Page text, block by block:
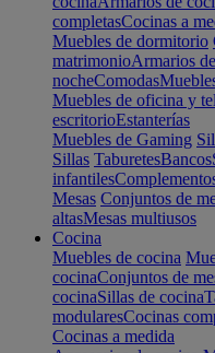
completasCocinas a
Muebles de dormitorio
matrimonioArmarios
nocheComodas
Muebles de oficina y
escritorioEstanterías
Muebles de Gaming
Sillas TaburetesBancos
infantiles
Mesas Conjuntos de
altasMesas multiusos
Cocina
Muebles de cocina
cocinaConjuntos de
cocinaSillas de cocina
modularesCocinas
Cocinas a medida